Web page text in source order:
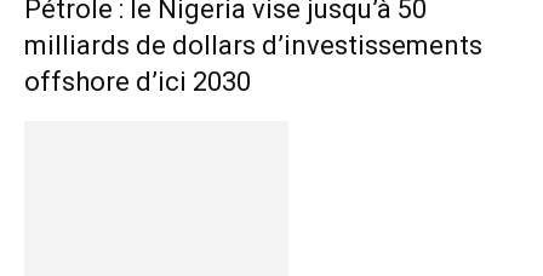
Pétrole : le Nigeria vise jusqu’à 50
milliards de dollars d’investissements
offshore d’ici 2030